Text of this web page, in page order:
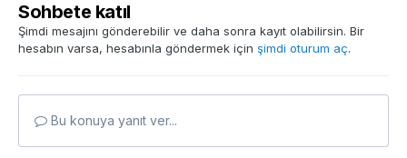
Sohbete katıl
Şimdi mesajını gönderebilir ve daha sonra kayıt olabilirsin. Bir
hesabın varsa, hesabınla göndermek için şimdi oturum aç.
Bu konuya yanıt ver...